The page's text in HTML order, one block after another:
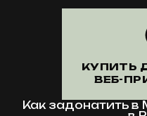
КУПИТЬ
ВЕБ-
Как задонатить